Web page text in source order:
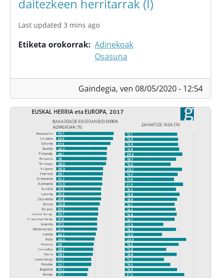
daitezkeen herritarrak (I)
Last updated 3 mins ago
Etiketa orokorrak Adinekoak
Osasuna
Gaindegia, ven 08/05/2020 - 12:54